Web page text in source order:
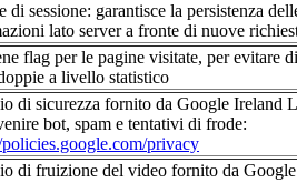
di sessione: garantisce la persistenza
lato server a fronte di nuove
flag per le pagine visitate, per evitare
a livello statistico
di sicurezza fornito da Google Ireland
bot, spam e tentativi di frode:
privacy
di fruizione del video fornito da